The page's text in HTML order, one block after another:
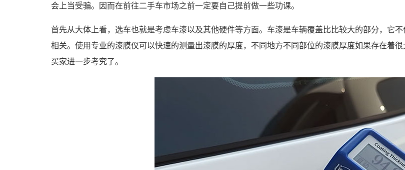
会上当受骗。因而在前往二手车市场之前一定要自己提前做一些功课。
首先从大体上看，选车也就是考虑车漆以及其他硬件等方面。车漆是车辆覆盖比比较大的部分，它
相关。使用专业的漆膜仪可以快速的测量出漆膜的厚度，不同地方不同部位的漆膜厚度如果存在着
买家进一步考究了。